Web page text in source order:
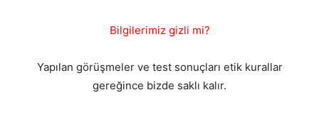
Bilgilerimiz gizli mi?
Yapılan görüşmeler ve test sonuçları etik kurallar
gereğince bizde saklı kalır.